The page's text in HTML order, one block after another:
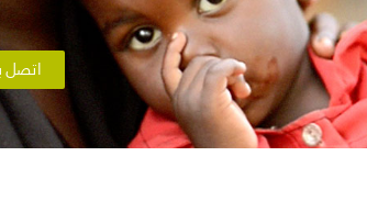
اتصل